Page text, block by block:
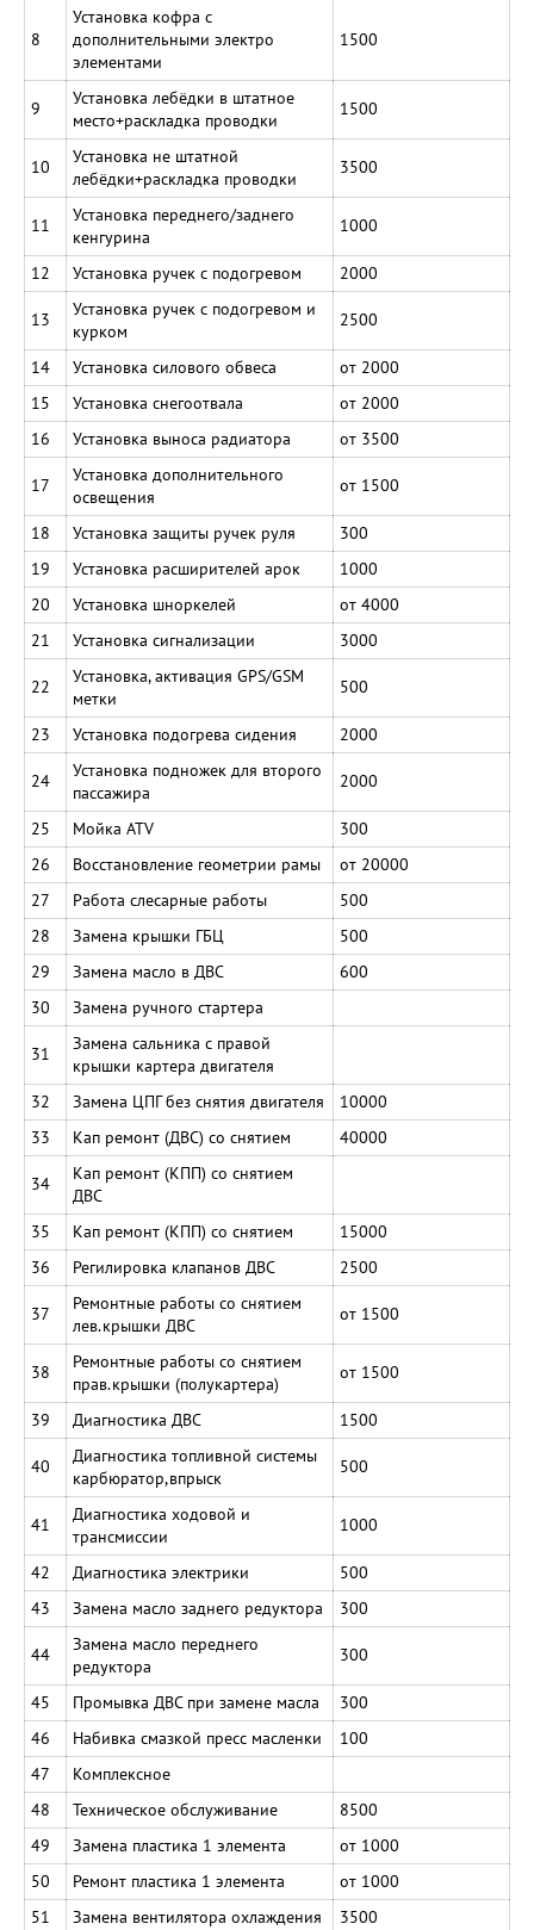
8
Установка кофра с
дополнительными электро
элементами
1500
9
Установка лебёдки в штатное
место+раскладка проводки
1500
10
Установка не штатной
лебёдки+раскладка проводки
3500
11
Установка переднего/заднего
кенгурина
1000
12 Установка ручек с подогревом 2000
13
Установка ручек с подогревом и
курком
2500
14 Установка силового обвеса
от 2000
15
Установка снегоотвала
от 2000
16
Установка выноса радиатора от 3500
17
Установка дополнительного
освещения
от 1500
18 Установка защиты ручек руля
300
19
Установка расширителей арок
1000
20
Установка шноркелей
от 4000
21
Установка сигнализации 3000
22
Установка, активация GPS/GSM
метки
500
23 Установка подогрева сидения 2000
24
Установка подножек для второго
пассажира
2000
25 Мойка ATV
300
26
Восстановление геометрии рамы
от 20000
27
Работа слесарные работы
500
28
Замена крышки ГБЦ
500
29
Замена масло в ДВС
600
30
Замена ручного стартера
31
Замена сальника с правой
крышки картера двигателя
32
Замена ЦПГ без снятия двигателя
10000
33
Кап ремонт (ДВС) со снятием 40000
34
Кап ремонт (КПП) со снятием
ДВС
35
Кап ремонт (КПП) со снятием
15000
36
Регилировка клапанов ДВС 2500
37
Ремонтные работы со снятием
лев.крышки ДВС
от 1500
38
Ремонтные работы со снятием
прав.крышки (полукартера)
от 1500
39 Диагностика ДВС 1500
40
Диагностика топливной системы
карбюратор,впрыск
500
41
Диагностика ходовой и
трансмиссии
1000
42 Диагностика электрики
500
43
Замена масло заднего редуктора 300
44
Замена масло переднего
редуктора
300
45 Промывка ДВС при замене масла
300
46
Набивка смазкой пресс масленки
100
47
Комплексное
48
Техническое обслуживание
8500
49
Замена пластика 1 элемента
от 1000
50
Ремонт пластика 1 элемента
от 1000
51
Замена вентилятора охлаждения 3500